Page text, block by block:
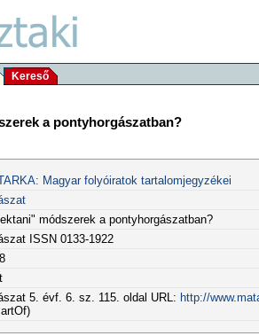
Kereső
a pontyhorgászatban?
Magyar folyóiratok tartalomjegyzékei
módszerek a pontyhorgászatban?
ISSN 0133-1922
5. évf. 6. sz. 115. oldal URL: http://